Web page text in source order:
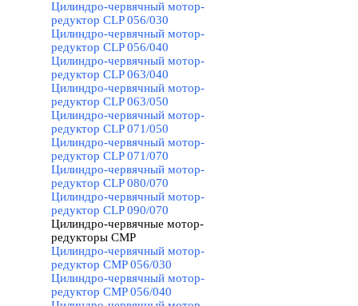
Цилиндро-червячный мотор-
редуктор CLP 056/030
Цилиндро-червячный мотор-
редуктор CLP 056/040
Цилиндро-червячный мотор-
редуктор CLP 063/040
Цилиндро-червячный мотор-
редуктор CLP 063/050
Цилиндро-червячный мотор-
редуктор CLP 071/050
Цилиндро-червячный мотор-
редуктор CLP 071/070
Цилиндро-червячный мотор-
редуктор CLP 080/070
Цилиндро-червячный мотор-
редуктор CLP 090/070
Цилиндро-червячные мотор-
редукторы CMP
Цилиндро-червячный мотор-
редуктор CMP 056/030
Цилиндро-червячный мотор-
редуктор CMP 056/040